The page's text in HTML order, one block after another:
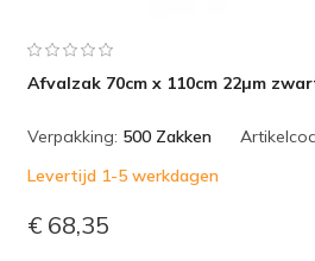
Afvalzak 70cm x 110cm 22µm
Verpakking: 500 Zakken
Levertijd 1-5 werkdagen
€ 68,35